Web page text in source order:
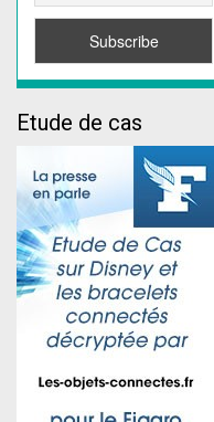
Etude de cas